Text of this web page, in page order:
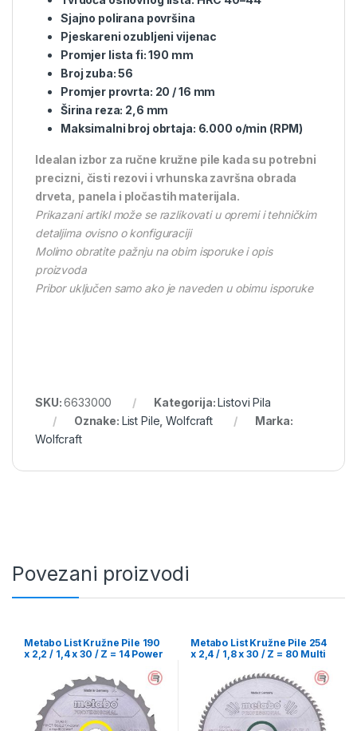
Sjajno polirana površina
Pjeskareni ozubljeni vijenac
Promjer lista fi: 190 mm
Broj zuba: 56
Promjer provrta: 20 / 16 mm
Širina reza: 2,6 mm
Maksimalni broj obrtaja: 6.000 o/min (RPM)
Idealan izbor za ručne kružne pile kada su potrebni
precizni, čisti rezovi i vrhunska završna obrada
drveta, panela i pločastih materijala.
Prikazani artikl može se razlikovati u opremi i tehničkim
detaljima ovisno o konfiguraciji
Molimo obratite pažnju na obim isporuke i opis
proizvoda
Pribor uključen samo ako je naveden u obimu isporuke
SKU:6633000 Kategorija:Listovi Pila
Oznake: List Pile ,Wolfcraft
Marka:
Wolfcraft
Povezani proizvodi
Metabo List Kružne Pile 190
x 2,2 / 1,4 x 30 / Z = 14 Power
Metabo List Kružne Pile 254
x 2,4 / 1,8 x 30 / Z = 80 Multi
628223000